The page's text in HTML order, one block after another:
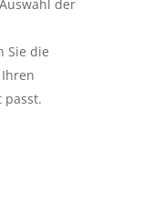
der
Sie die
passt.